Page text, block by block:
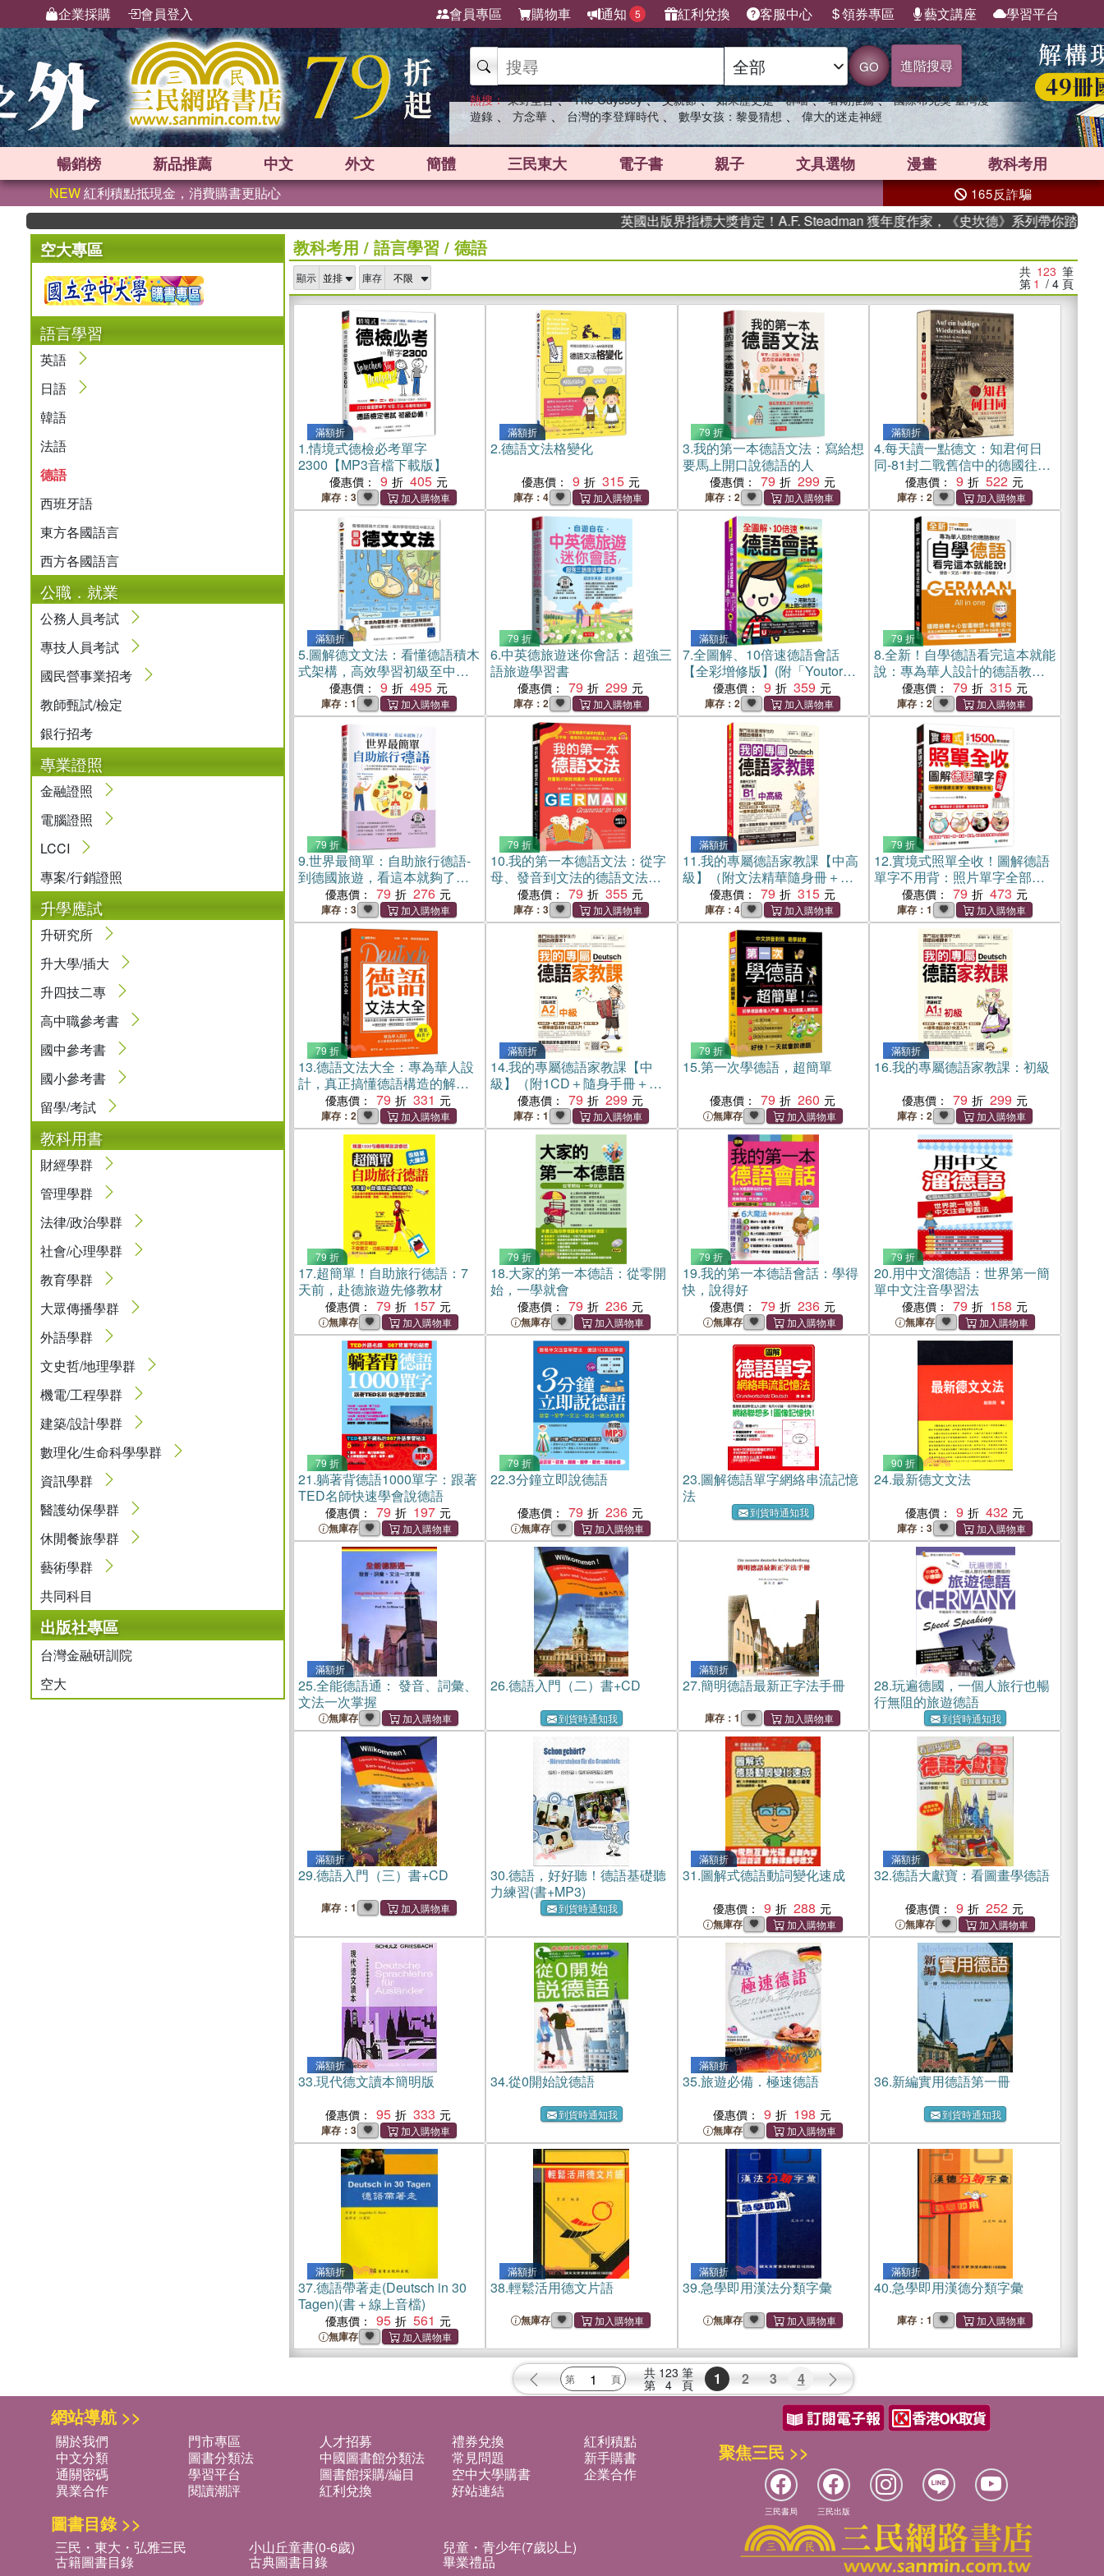
企業採購 會員登入 會員專區 購物車 通知 5 紅利兌換 客服中心 領券專區 藝文講座 學習平台
GO 進階搜尋
熱搜： 東野圭吾 、 The Odyssey 、 父親節 、 如果歷史是一群喵 、 暑期推薦 、 國際布克獎 臺灣漫
遊錄 、 方念華 、 台灣的李登輝時代 、 數學女孩：黎曼猜想 、 偉大的迷走神經
暢銷榜 新品推薦 中文 外文 簡體 三民東大 電子書 親子 文具選物 漫畫 教科考用
NEW紅利積點抵現金，消費購書更貼心 165反詐騙
英國出版界指標大獎肯定！A.F. Steadman 獲年度作家，《史坎德》系列帶你踏上熱血奇幻旅
空大專區
語言學習
英語
日語
韓語
法語
德語
西班牙語
東方各國語言
西方各國語言
公職．就業
公務人員考試
專技人員考試
國民營事業招考
教師甄試/檢定
銀行招考
專業證照
金融證照
電腦證照
LCCI
專案/行銷證照
升學應試
升研究所
升大學/插大
升四技二專
高中職參考書
國中參考書
國小參考書
留學/考試
教科用書
財經學群
管理學群
法律/政治學群
社會/心理學群
教育學群
大眾傳播學群
外語學群
文史哲/地理學群
機電/工程學群
建築/設計學群
數理化/生命科學學群
資訊學群
醫護幼保學群
休閒餐旅學群
藝術學群
共同科目
出版社專區
台灣金融研訓院
空大
教科考用 / 語言學習 / 德語
顯示 庫存 共 123 筆
第 1 / 4 頁
滿額折
1.情境式德檢必考單字
2300【MP3音檔下載版】
優惠價： 9 405
庫存：3
滿額折
2.德語文法格變化
優惠價： 9 315
庫存：4
79 折
3.我的第一本德語文法：寫給想
要馬上開口說德語的人
優惠價： 79 299
庫存：2
滿額折
4.每天讀一點德文：知君何日
同-81封二戰舊信中的德國往事
（典藏新版）
優惠價： 9 522
庫存：2
滿額折
5.圖解德文文法：看懂德語積木
式架構，高效學習初級至中級
優惠價： 9 495
庫存：1
79 折
6.中英德旅遊迷你會話：超強三
語旅遊學習書
優惠價： 79 299
庫存：2
滿額折
7.全圖解、10倍速德語會話
【全彩增修版】(附「Youtor
App」內含VRP虛擬點讀筆)
優惠價： 9 359
庫存：2
79 折
8.全新！自學德語看完這本就能
說：專為華人設計的德語教
材，發音 + 文法 + 單字 + 會話
一次學會！（附QR碼線上音
檔）
優惠價： 79 315
庫存：2
79 折
9.世界最簡單：自助旅行德語-
到德國旅遊，看這本就夠了！
（附QR Code線上音檔）
優惠價： 79 276
庫存：3
79 折
10.我的第一本德語文法：從字
母、發音到文法的德語文法入
門書（附QR碼線上音檔）
優惠價： 79 355
庫存：3
滿額折
11.我的專屬德語家教課【中高
級】（附文法精華隨身冊＋最
強背單字神器＋「Youtor
App」內含VRP虛擬點讀筆）
優惠價： 79 315
庫存：4
79 折
12.實境式照單全收！圖解德語
單字不用背：照片單字全部收
錄！全場景1500張實境圖解，
讓生活中的人事時地物成為你
的德文家教！（附QR線上音檔
隨刷隨聽）
優惠價： 79 473
庫存：1
79 折
13.德語文法大全：專為華人設
計，真正搞懂德語構造的解剖
書（附中、德文雙索引查詢）
優惠價： 79 331
庫存：2
滿額折
14.我的專屬德語家教課【中
級】（附1CD＋隨身手冊＋電
子書）優惠價： 79 299
庫存：1
79 折
15.第一次學德語，超簡單
優惠價： 79 260
無庫存
滿額折
16.我的專屬德語家教課：初級
優惠價： 79 299
庫存：2
79 折
17.超簡單！自助旅行德語：7
天前，赴德旅遊先修教材
優惠價： 79 157
無庫存
79 折
18.大家的第一本德語：從零開
始，一學就會
優惠價： 79 236
無庫存
79 折
19.我的第一本德語會話：學得
快，說得好
優惠價： 79 236
無庫存
79 折
20.用中文溜德語：世界第一簡
單中文注音學習法
優惠價： 79 158
無庫存
79 折
21.躺著背德語1000單字：跟著
TED名師快速學會說德語
優惠價： 79 197
無庫存
79 折
22.3分鐘立即說德語
優惠價： 79 236
無庫存
23.圖解德語單字網絡串流記憶
法
到貨時通知我
90 折
24.最新德文文法
優惠價： 9 432
庫存：3
滿額折
25.全能德語通： 發音、詞彙、
文法一次掌握
無庫存
26.德語入門（二）書+CD
到貨時通知我
滿額折
27.簡明德語最新正字法手冊
庫存：1
28.玩遍德國，一個人旅行也暢
行無阻的旅遊德語
到貨時通知我
滿額折
29.德語入門（三）書+CD
庫存：1
30.德語，好好聽！德語基礎聽
力練習(書+MP3)
到貨時通知我
滿額折
31.圖解式德語動詞變化速成
優惠價： 9 288
無庫存
滿額折
32.德語大獻寶：看圖畫學德語
優惠價： 9 252
無庫存
滿額折
33.現代德文讀本簡明版
優惠價： 95 333
庫存：3
34.從0開始說德語
到貨時通知我
滿額折
35.旅遊必備．極速德語
優惠價： 9 198
無庫存
36.新編實用德語第一冊
到貨時通知我
滿額折
37.德語帶著走(Deutsch in 30
Tagen)(書＋線上音檔)
優惠價： 95 561
無庫存
滿額折
38.輕鬆活用德文片語
無庫存
滿額折
39.急學即用漢法分類字彙
無庫存
滿額折
40.急學即用漢德分類字彙
庫存：1
共 123 筆
第 4 頁 1 2 3 4
網站導航 >>
關於我們 門市專區 人才招募 禮券兌換
紅利積點
中文分類
圖書分類法 中國圖書館分類法 常見問題
新手購書
通關密碼
學習平台 圖書館採購/編目 空中大學購書
企業合作
異業合作
閱讀潮評 紅利兌換 好站連結
圖書目錄 >>
三民・東大・弘雅三民 小山丘童書(0-6歲) 兒童・青少年(7歲以上)
古籍圖書目錄 古典圖書目錄 畢業禮品
聚焦三民 >>
三民書局 三民出版